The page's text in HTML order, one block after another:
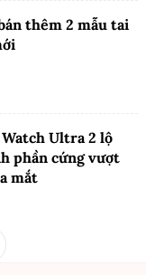
thêm 2 mẫu tai
Ultra 2 lộ
phần cứng vượt
mắt